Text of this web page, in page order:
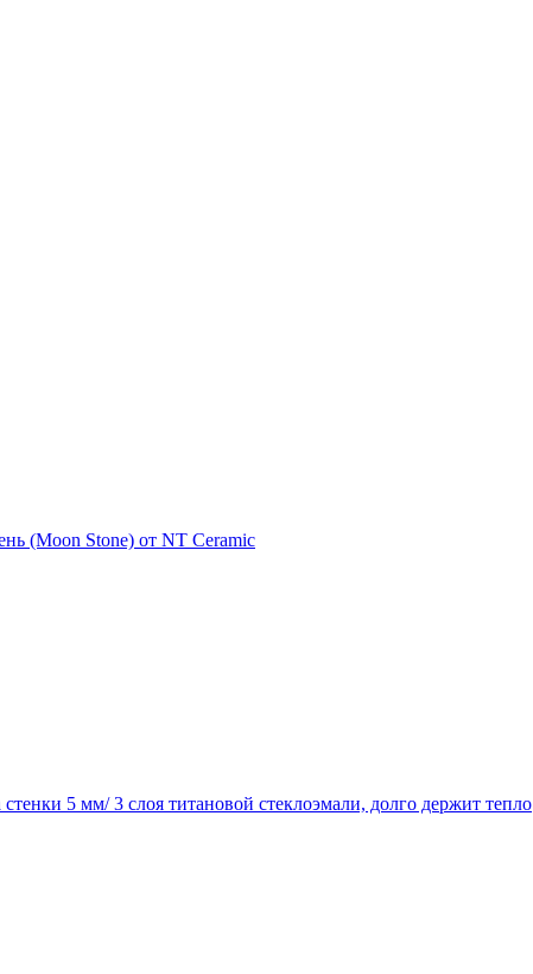
(Moon Stone) от NT Ceramic
5 мм/ 3 слоя титановой стеклоэмали, долго держит тепло